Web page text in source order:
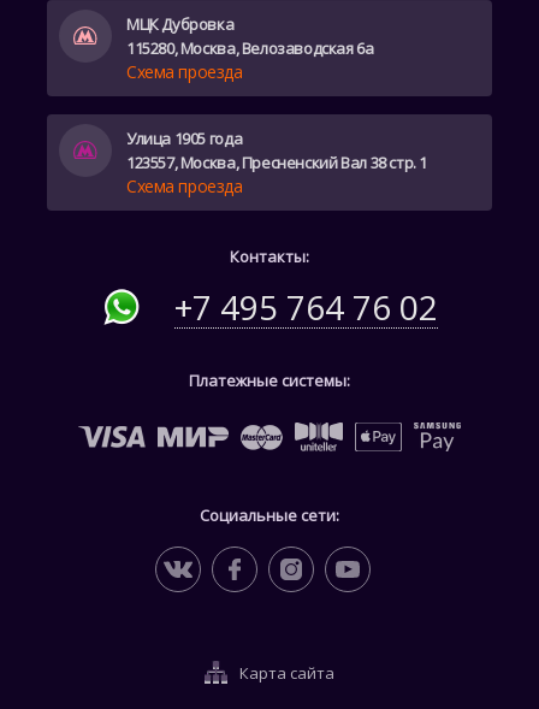
Социальные сети:
Платежные системы:
Контакты:
+7 495 764 76 02
МЦК Дубровка
115280, Москва, Велозаводская 6а
Схема проезда
Улица 1905 года
123557, Москва, Пресненский Вал 38 стр. 1
Схема проезда
Карта сайта